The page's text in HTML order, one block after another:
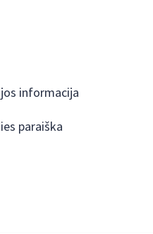
informacija
paraiška